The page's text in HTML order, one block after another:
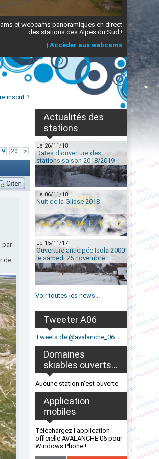
et webcams panoramiques en direct
des stations des Alpes du Sud !
| Accèder aux webcams
inscrit ?
20 >
par
de
Actualités des
stations
Le 26/11/18
Dates d'ouverture des
stations saison 2018/2019
Le 06/11/18
Nuit de la Glisse 2018
Le 15/11/17
Ouverture anticipée Isola 2000
le samedi 25 novembre
Voir toutes les news...
Tweeter A06
Tweets de @avalanche_06
Domaines
skiables ouverts...
Aucune station n'est ouverte
Application
mobiles
Téléchargez l'application
officielle AVALANCHE 06 pour
Windows Phone !